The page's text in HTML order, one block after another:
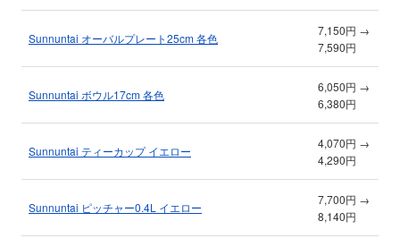
Sunnuntai オーバルプレート25cm 各色
7,150円 →
7,590円
Sunnuntai ボウル17cm 各色
6,050円 →
6,380円
Sunnuntai ティーカップ イエロー
4,070円 →
4,290円
Sunnuntai ピッチャー0.4L イエロー
7,700円 →
8,140円